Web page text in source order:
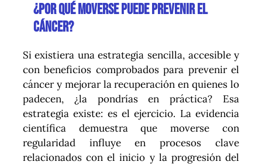
¿Por qué moverse puede prevenir el
cáncer?
Si existiera una estrategia sencilla, accesible y
con beneficios comprobados para prevenir el
cáncer y mejorar la recuperación en quienes lo
padecen, ¿la pondrías en práctica? Esa
estrategia existe: es el ejercicio. La evidencia
científica demuestra que moverse con
regularidad influye en procesos clave
relacionados con el inicio y la progresión del